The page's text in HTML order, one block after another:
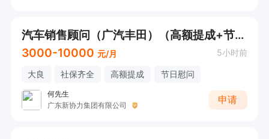
汽车销售顾问（广汽丰田）（高额提成+节日慰问），可接受应届
3000-10000 元/月 5小时前
大良 社保齐全 高额提成 节日慰问
何先生
广东新协力集团有限公司
申请